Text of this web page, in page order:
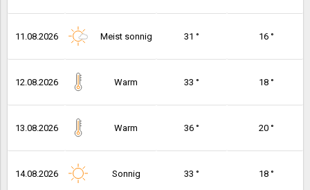
11.08.2026 Meist sonnig 31 ° 16 °
12.08.2026 Warm 33 ° 18 °
13.08.2026 Warm 36 ° 20 °
14.08.2026 Sonnig 33 ° 18 °